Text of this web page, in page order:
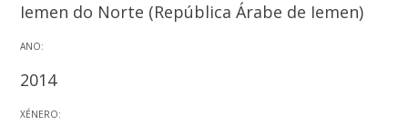
Iemen do Norte (República Árabe de Iemen)
ANO:
2014
XÉNERO: